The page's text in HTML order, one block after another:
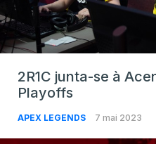
2R1C junta-se à
Playoffs
APEX LEGENDS 7 mai 2023